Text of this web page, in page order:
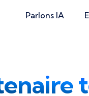
Parlons IA